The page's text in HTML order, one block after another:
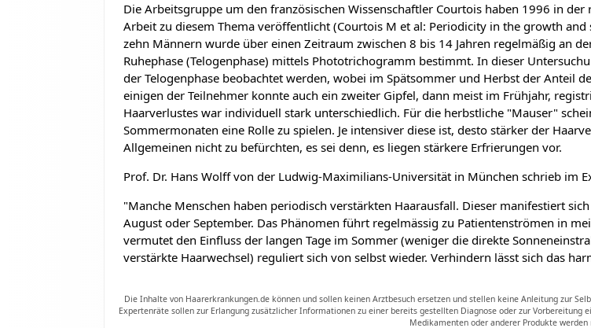
Die Arbeitsgruppe um den französischen Wissenschaftler Courtois haben 1996 in
Arbeit zu diesem Thema veröffentlicht (Courtois M et al: Periodicity in the growth
zehn Männern wurde über einen Zeitraum zwischen 8 bis 14 Jahren regelmäßig an
Ruhephase (Telogenphase) mittels Phototrichogramm bestimmt. In dieser
der Telogenphase beobachtet werden, wobei im Spätsommer und Herbst der Anteil
einigen der Teilnehmer konnte auch ein zweiter Gipfel, dann meist im Frühjahr,
Haarverlustes war individuell stark unterschiedlich. Für die herbstliche "Mauser"
Sommermonaten eine Rolle zu spielen. Je intensiver diese ist, desto stärker der
Allgemeinen nicht zu befürchten, es sei denn, es liegen stärkere Erfrierungen vor.
Prof. Dr. Hans Wolff von der Ludwig-Maximilians-Universität in München schrieb im
"Manche Menschen haben periodisch verstärkten Haarausfall. Dieser manifestiert
August oder September. Das Phänomen führt regelmässig zu Patientenströmen in
vermutet den Einfluss der langen Tage im Sommer (weniger die direkte
verstärkte Haarwechsel) reguliert sich von selbst wieder. Verhindern lässt sich das
Die Inhalte von Haarerkrankungen.de können und sollen keinen Arztbesuch ersetzen und stellen keine Anleitung zur
Expertenräte sollen zur Erlangung zusätzlicher Informationen zu einer bereits gestellten Diagnose oder zur Vorbereitung
Medikamenten oder anderer Produkte werden